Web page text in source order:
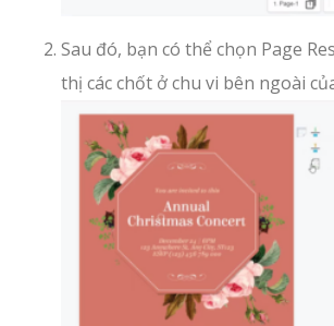
Sau đó, bạn có thể chọn Page
thị các chốt ở chu vi bên ngoài